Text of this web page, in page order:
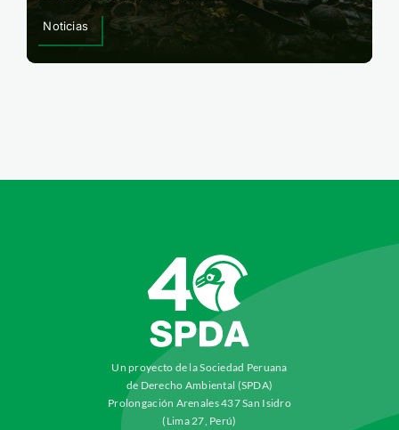
Noticias
Un proyecto de la Sociedad Peruana
de Derecho Ambiental (SPDA)
Prolongación Arenales 437 San Isidro
(Lima 27, Perú)